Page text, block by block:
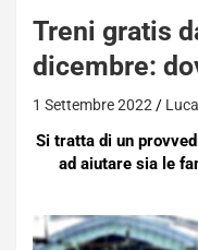
Treni gratis
dicembre:
1 Settembre 2022
Si tratta di un
ad aiutare sia le